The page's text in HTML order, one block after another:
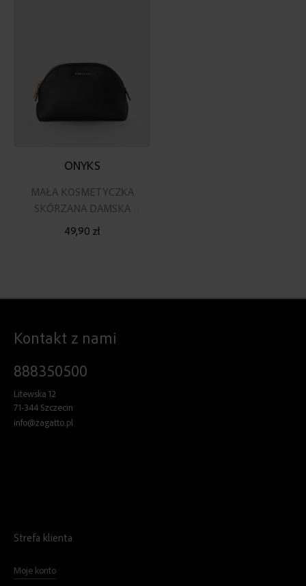
ONYKS
MAŁA KOSMETYCZKA
SKÓRZANA DAMSKA
TURYSTYCZNA CZARNA
49,90 zł
Kontakt z nami
888350500
Litewska 12
71-344 Szczecin
info@zagatto.pl
Strefa klienta
Moje konto